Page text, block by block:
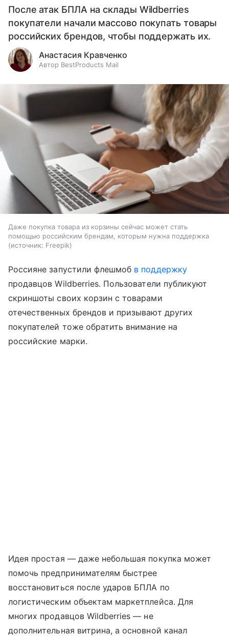
После атак БПЛА на склады Wildberries
покупатели начали массово покупать товары
российских брендов, чтобы поддержать их.
Анастасия Кравченко
Автор BestProducts Mail
Даже покупка товара из корзины сейчас может стать
помощью российским брендам, которым нужна поддержка
источник: Freepik
Россияне запустили флешмоб в поддержку
продавцов Wildberries. Пользователи публикуют
скриншоты своих корзин с товарами
отечественных брендов и призывают других
покупателей тоже обратить внимание на
российские марки.
Идея простая — даже небольшая покупка может
помочь предпринимателям быстрее
восстановиться после ударов БПЛА по
логистическим объектам маркетплейса. Для
многих продавцов Wildberries — не
дополнительная витрина, а основной канал